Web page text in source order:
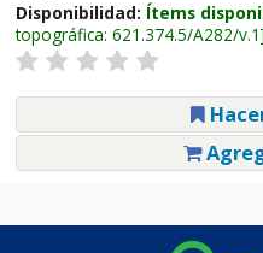
Disponibilidad: Ítems
topográfica: 621.374.5/A282/v.1